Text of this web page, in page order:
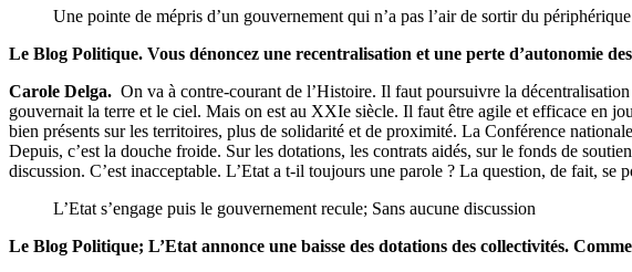
Une pointe de mépris d’un gouvernement qui n’a pas l’air de sortir du périphérique
Le Blog Politique. Vous dénoncez une recentralisation et une perte d’autonomie
Carole Delga. On va à contre-courant de l’Histoire. Il faut poursuivre la
gouvernait la terre et le ciel. Mais on est au XXIe siècle. Il faut être agile et efficace en
bien présents sur les territoires, plus de solidarité et de proximité. La Conférence
Depuis, c’est la douche froide. Sur les dotations, les contrats aidés, sur le fonds de
discussion. C’est inacceptable. L’Etat a t-il toujours une parole ? La question, de fait, se
L’Etat s’engage puis le gouvernement recule; Sans aucune discussion
Le Blog Politique; L’Etat annonce une baisse des dotations des collectivités.